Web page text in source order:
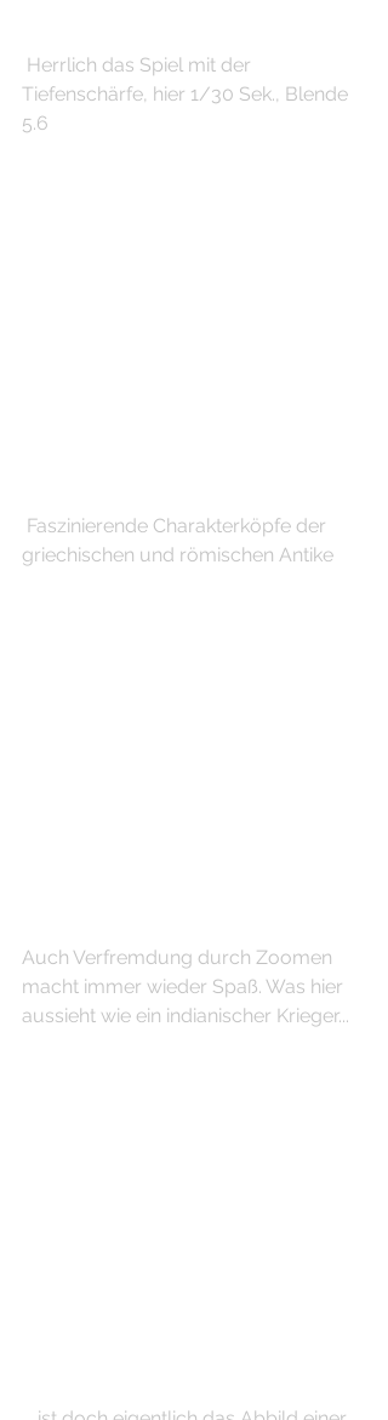
Tiefenschärfe, hier 1/30 Sek., Blende
5.6
griechischen und römischen Antike
Auch Verfremdung durch Zoomen
macht immer wieder Spaß. Was hier
aussieht wie ein indianischer Krieger...